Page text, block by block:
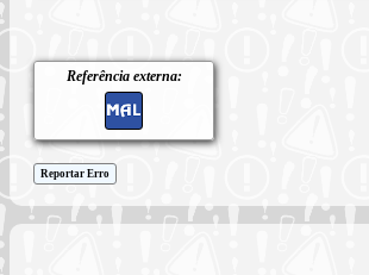
Referência externa:
Reportar Erro